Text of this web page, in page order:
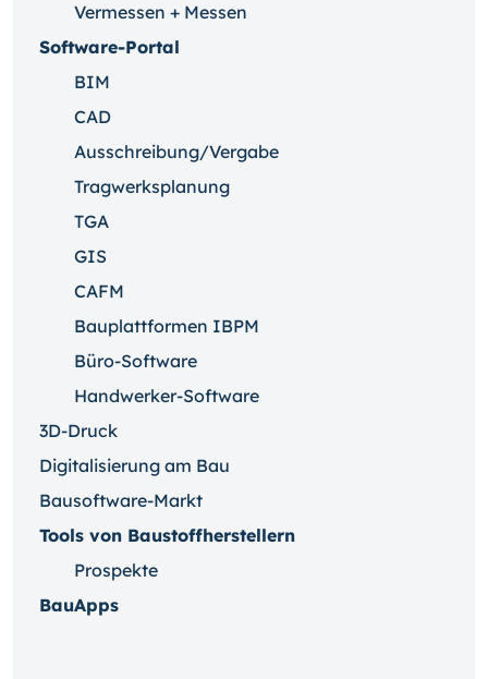
Vermessen + Messen
Software-Portal
BIM
CAD
Ausschreibung/Vergabe
Tragwerksplanung
TGA
GIS
CAFM
Bauplattformen IBPM
Büro-Software
Handwerker-Software
3D-Druck
Digitalisierung am Bau
Bausoftware-Markt
Tools von Baustoffherstellern
Prospekte
BauApps